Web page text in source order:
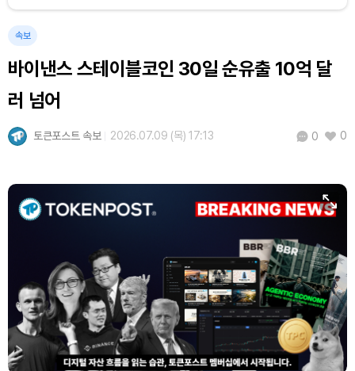
속보
바이낸스 스테이블코인 30일 순유출 10억 달
러 넘어
토큰포스트 속보 2026.07.09 (목) 17:13 0 0